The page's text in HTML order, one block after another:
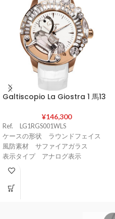
Galtiscopio La Giostra 1 馬13
¥146,300
Ref. LG1RGS001WLS
ケースの形状 ラウンドフェイス
風防素材 サファイアガラス
表示タイプ アナログ表示
バンド留金タイプ 尾錠
ル
バンド素材・タイプ 牛革（クロコ